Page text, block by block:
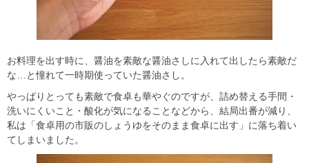
お料理を出す時に、醤油を素敵な醤油さしに入れて出したら素敵だ
な…と憧れて一時期使っていた醤油さし。
やっぱりとっても素敵で食卓も華やぐのですが、詰め替える手間・
洗いにくいこと・酸化が気になることなどから、結局出番が減り、
私は「食卓用の市販のしょうゆをそのまま食卓に出す」に落ち着い
てしまいました。